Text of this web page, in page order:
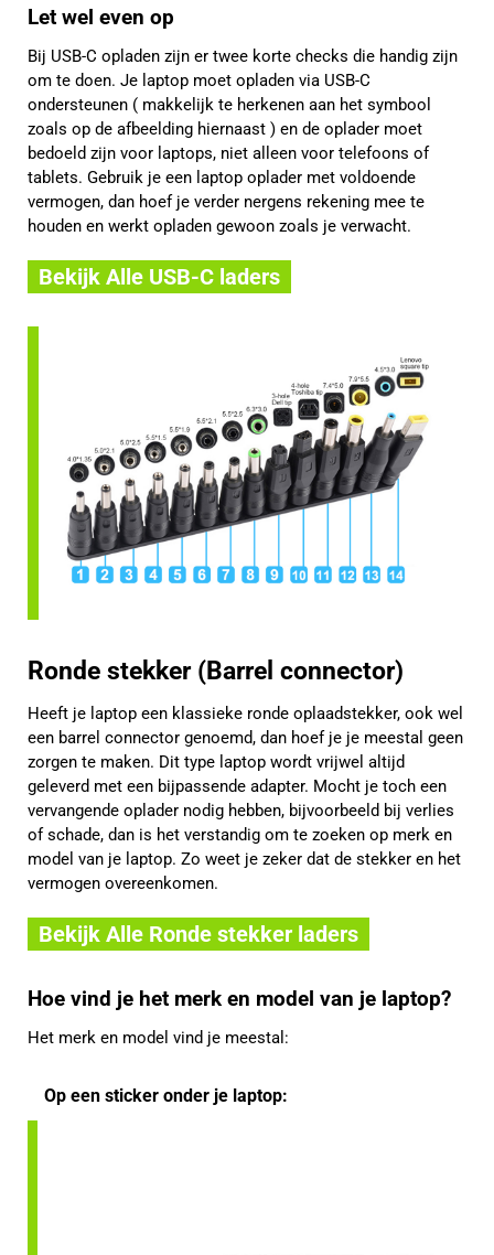
Let wel even op
Bij USB-C opladen zijn er twee korte checks die handig zijn
om te doen. Je laptop moet opladen via USB-C
ondersteunen ( makkelijk te herkenen aan het symbool
zoals op de afbeelding hiernaast ) en de oplader moet
bedoeld zijn voor laptops, niet alleen voor telefoons of
tablets. Gebruik je een laptop oplader met voldoende
vermogen, dan hoef je verder nergens rekening mee te
houden en werkt opladen gewoon zoals je verwacht.
Bekijk Alle USB-C laders
Ronde stekker (Barrel connector)
Heeft je laptop een klassieke ronde oplaadstekker, ook wel
een barrel connector genoemd, dan hoef je je meestal geen
zorgen te maken. Dit type laptop wordt vrijwel altijd
geleverd met een bijpassende adapter. Mocht je toch een
vervangende oplader nodig hebben, bijvoorbeeld bij verlies
of schade, dan is het verstandig om te zoeken op merk en
model van je laptop. Zo weet je zeker dat de stekker en het
vermogen overeenkomen.
Bekijk Alle Ronde stekker laders
Hoe vind je het merk en model van je laptop?
Het merk en model vind je meestal:
Op een sticker onder je laptop: